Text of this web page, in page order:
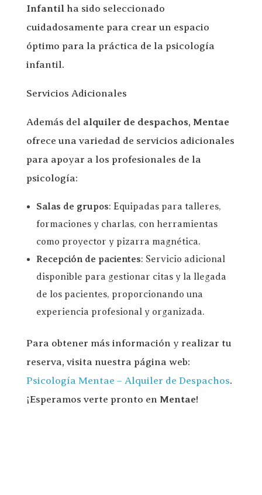
Infantilha sido seleccionado
cuidadosamente para crear un espacio
óptimo para la práctica de la psicología
infantil.
Servicios Adicionales
Además del alquiler de despachos, Mentae
ofrece una variedad de servicios adicionales
para apoyar a los profesionales de la
psicología:
Salas de grupos: Equipadas para talleres,
formaciones y charlas, con herramientas
como proyector y pizarra magnética.
Recepción de pacientes: Servicio adicional
disponible para gestionar citas y la llegada
de los pacientes, proporcionando una
experiencia profesional y organizada.
Para obtener más información y realizar tu
reserva, visita nuestra página web:
Psicología Mentae – Alquiler de Despachos.
¡Esperamos verte pronto en Mentae!